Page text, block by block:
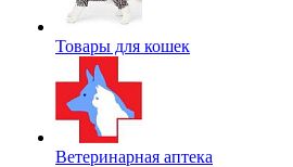
Товары для кошек
Ветеринарная аптека